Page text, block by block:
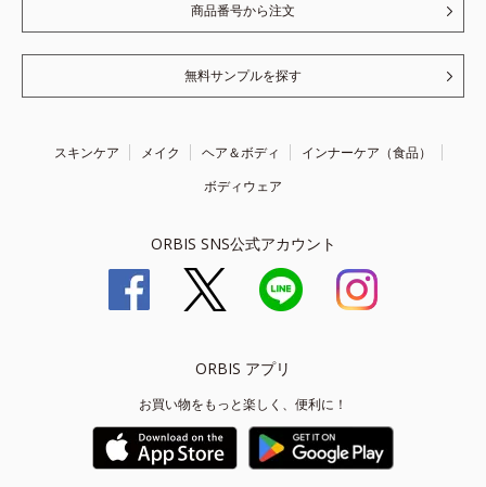
商品番号から注文
無料サンプルを探す
スキンケア メイク ヘア＆ボディ
インナーケア（食品）
ボディウェア
ORBIS SNS公式アカウント
ORBIS アプリ
お買い物をもっと楽しく、便利に！